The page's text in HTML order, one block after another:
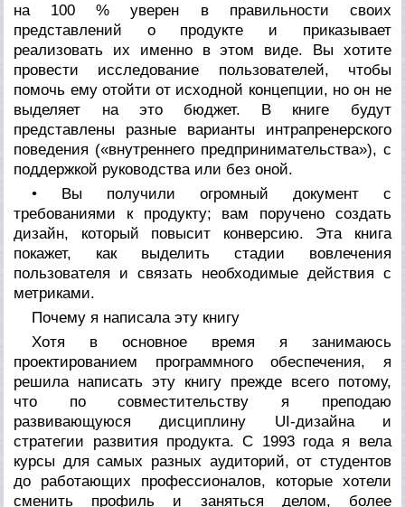
на 100 % уверен в правильности своих
представлений о продукте и приказывает
реализовать их именно в этом виде. Вы хотите
провести исследование пользователей, чтобы
помочь ему отойти от исходной концепции, но он не
выделяет на это бюджет. В книге будут
представлены разные варианты интрапренерского
поведения («внутреннего предпринимательства»), с
поддержкой руководства или без оной.
• Вы получили огромный документ с
требованиями к продукту; вам поручено создать
дизайн, который повысит конверсию. Эта книга
покажет, как выделить стадии вовлечения
пользователя и связать необходимые действия с
метриками.
Почему я написала эту книгу
Хотя в основное время я занимаюсь
проектированием программного обеспечения, я
решила написать эту книгу прежде всего потому,
что по совместительству я преподаю
развивающуюся дисциплину UI-дизайна и
стратегии развития продукта. С 1993 года я вела
курсы для самых разных аудиторий, от студентов
до работающих профессионалов, которые хотели
сменить профиль и заняться делом, более